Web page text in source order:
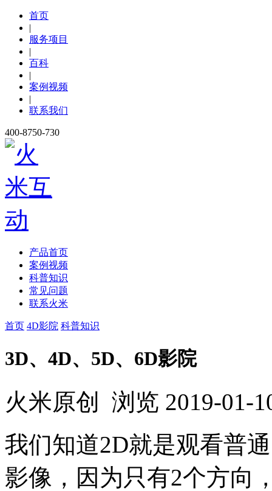
首页
|
服务项目
|
百科
|
案例视频
|
联系我们
400-8750-730
产品首页
案例视频
科普知识
常见问题
联系火米
首页 4D影院 科普知识
3D、4D、5D、6D影院
火米原创 浏览 2019-01-
我们知道2D就是观看普
影像，因为只有2个方向